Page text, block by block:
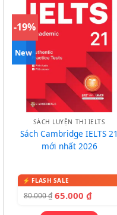
-19%
New
SÁCH LUYỆN THI IELTS
Sách Cambridge IELTS 21
mới nhất 2026
80.000₫ 65.000 ₫